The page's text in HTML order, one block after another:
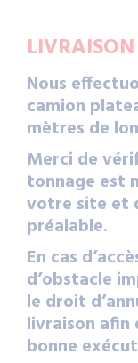
LIVRAISON
Nous
camion
mètres de
Merci de
tonnage est
votre site et
préalable.
En cas
d’obstacle
le droit
livraison
bonne